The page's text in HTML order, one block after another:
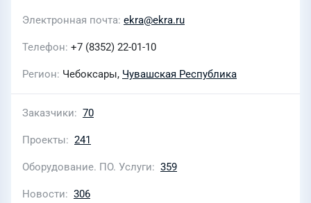
Электронная почта ekra@ekra.ru
Телефон +7 (8352) 22-01-10
Регион Чебоксары, Чувашская Республика
Заказчики 70
Проекты 241
Оборудование. ПО. Услуги 359
Новости 306